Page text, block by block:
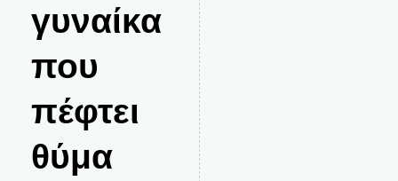
γυναίκα
που
πέφτει
θύμα